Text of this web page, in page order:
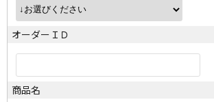
オーダーＩＤ
商品名